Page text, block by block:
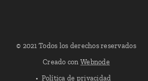
© 2021 Todos los derechos reservados
Creado conWebnode
Política de privacidad